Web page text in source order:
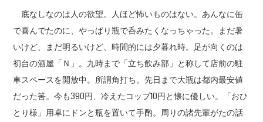
底なしなのは人の欲望。人ほど怖いものはない。あんなに缶
で喜んでたのに、やっぱり瓶で呑みたくなっちゃった。まだ暑
いけど、まだ明るいけど、時間的には夕暮れ時。足が向くのは
初台の酒屋「Ｎ」。九時まで「立ち飲み部」と称して店前の駐
車スペースを開放中。所謂角打ち。先日まで大瓶は都内最安値
だった筈。今も390円、冷えたコップ10円と懐に優しい。「おひ
とり様」用卓にドンと瓶を置いて手酌。周りの諸先輩がたの話